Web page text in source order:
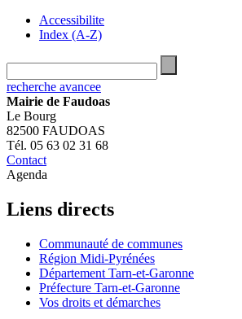
Accessibilite
Index (A-Z)
recherche avancee
Mairie de Faudoas
Le Bourg
82500 FAUDOAS
Tél. 05 63 02 31 68
Contact
Agenda
Liens directs
Communauté de communes
Région Midi-Pyrénées
Département Tarn-et-Garonne
Préfecture Tarn-et-Garonne
Vos droits et démarches